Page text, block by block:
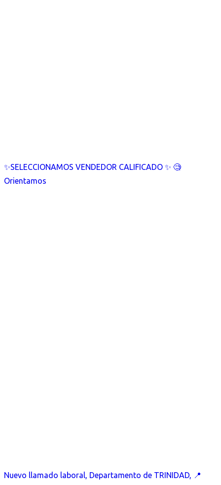
✨SELECCIONAMOS VENDEDOR CALIFICADO ✨ 🧐
Orientamos
Nuevo llamado laboral, Departamento de TRINIDAD, 📍